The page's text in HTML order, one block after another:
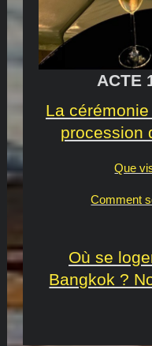
ACTE
La
procession
Que
Comment
Où se
Bangkok ?